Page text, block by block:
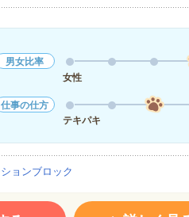
男女比率
女性
仕事の仕方
テキパキ
ョンブロック